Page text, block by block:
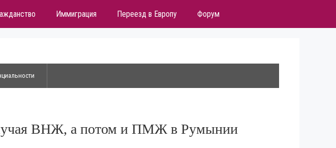
Иммиграция Переезд в Европу Форум
ВНЖ, а потом и ПМЖ в Румынии